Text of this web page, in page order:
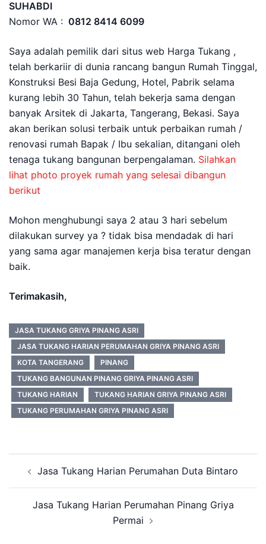
SUHABDI
Nomor WA : 0812 8414 6099
Saya adalah pemilik dari situs web Harga Tukang ,
telah berkariir di dunia rancang bangun Rumah Tinggal,
Konstruksi Besi Baja Gedung, Hotel, Pabrik selama
kurang lebih 30 Tahun, telah bekerja sama dengan
banyak Arsitek di Jakarta, Tangerang, Bekasi. Saya
akan berikan solusi terbaik untuk perbaikan rumah /
renovasi rumah Bapak / Ibu sekalian, ditangani oleh
tenaga tukang bangunan berpengalaman. Silahkan
lihat photo proyek rumah yang selesai dibangun
berikut
Mohon menghubungi saya 2 atau 3 hari sebelum
dilakukan survey ya ? tidak bisa mendadak di hari
yang sama agar manajemen kerja bisa teratur dengan
baik.
Terimakasih,
JASA TUKANG GRIYA PINANG ASRI
JASA TUKANG HARIAN PERUMAHAN GRIYA PINANG ASRI
KOTA TANGERANG
PINANG
TUKANG BANGUNAN PINANG GRIYA PINANG ASRI
TUKANG HARIAN
TUKANG HARIAN GRIYA PINANG ASRI
TUKANG PERUMAHAN GRIYA PINANG ASRI
navigation
Jasa Tukang Harian Perumahan Duta Bintaro
Jasa Tukang Harian Perumahan Pinang Griya
Permai